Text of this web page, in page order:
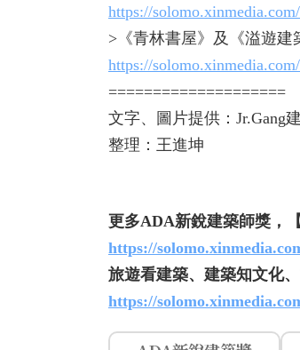
https://
>《青林書屋》及《溢遊建
https://
====================
文字、圖片提供：Jr.Gang
整理：王進坤
更多ADA新銳建築師獎，
https://
旅遊看建築、建築知文化
https://